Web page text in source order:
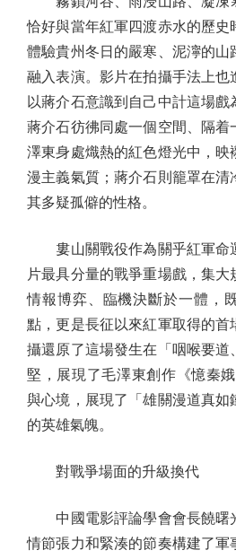
恰好與當年紅軍四渡赤水的歷史
體驗貴州冬日的嚴寒、泥濘的山
融入表演。影片在拍攝手法上也
以蔣介石意識到自己中計這場
蔣介石彷彿同處一個空間、隔着
澤東身處熾熱的紅色燈光中，映
漫主義氣質；蔣介石則籠罩在清
其多疑孤僻的性格。
婁山關戰役作為關乎紅軍命
片最具分量的戰爭重場戲，集大
情報博弈、臨機決斷於一體，
點，更是長征以來紅軍取得的首
攝還原了這場發生在「咽喉要道
堅，展現了毛澤東創作《憶秦
與心境，展現了「雄關漫道真如
的英雄氣魄。
對戰爭場面的升級換代
中國電影評論學會會長饒曙
情節張力和緊湊的節奏構建了軍